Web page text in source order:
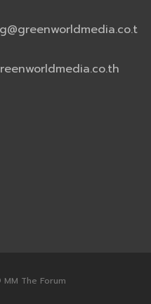
The Forum